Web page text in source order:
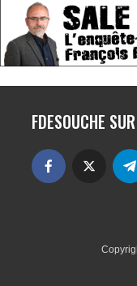
FDESOUCHE